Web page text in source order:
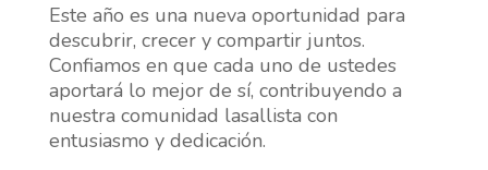
Este año es una nueva oportunidad para
descubrir, crecer y compartir juntos.
Confiamos en que cada uno de ustedes
aportará lo mejor de sí, contribuyendo a
nuestra comunidad lasallista con
entusiasmo y dedicación.